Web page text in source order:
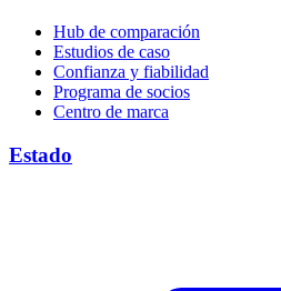
Hub de comparación
Estudios de caso
Confianza y fiabilidad
Programa de socios
Centro de marca
Estado